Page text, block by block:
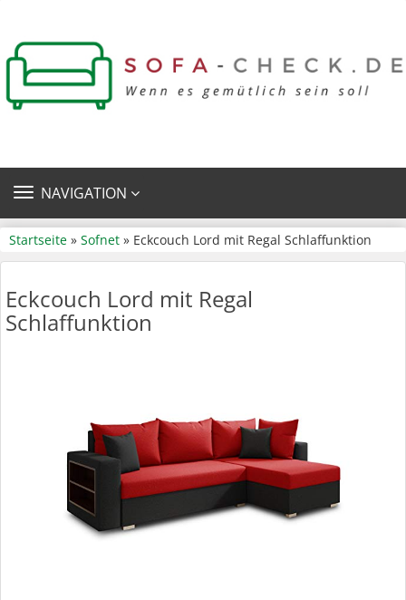
TOGGLE
NAVIGATION
Startseite » Sofnet » Eckcouch Lord mit Regal Schlaffunktion
Eckcouch Lord mit Regal
Schlaffunktion